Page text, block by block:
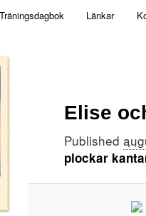
Träningsdagbok Länkar
Elise
Published
plockar